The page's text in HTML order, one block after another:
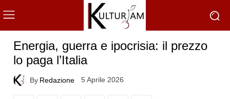
Energia, guerra e ipocrisia: il prezzo
lo paga l’Italia
By Redazione 5 Aprile 2026